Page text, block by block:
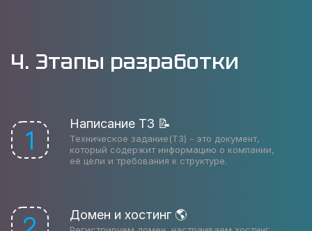
4. Этапы разработки
1
Написание ТЗ 📝
Техническое задание(ТЗ) - это документ,
который содержит информацию о компании,
её цели и требования к структуре.
Домен и хостинг 🌎